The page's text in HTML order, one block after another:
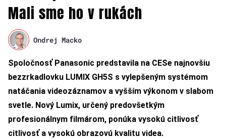
Mali sme ho v rukách
Ondrej Macko
Spoločnosť Panasonic predstavila na CESe najnovšiu
bezzrkadlovku LUMIX GH5S s vylepšeným systémom
natáčania videozáznamov a vyšším výkonom v slabom
svetle. Nový Lumix, určený predovšetkým
profesionálnym filmárom, ponúka vysokú citlivosť
citlivosť a vysokú obrazovú kvalitu videa.